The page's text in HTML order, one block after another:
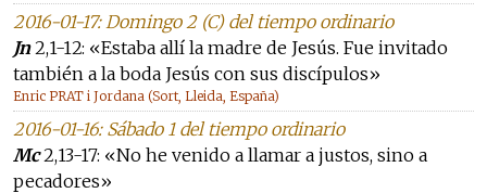
2016-01-17: Domingo 2 (C) del tiempo ordinario
Jn2,1-12: «Estaba allí la madre de Jesús. Fue invitado
también a la boda Jesús con sus discípulos»
Enric PRAT i Jordana (Sort, Lleida, España)
2016-01-16: Sábado 1 del tiempo ordinario
Mc2,13-17: «No he venido a llamar a justos, sino a
pecadores»